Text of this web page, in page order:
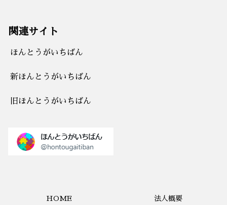
関連サイト
ほんとうがいちばん
新ほんとうがいちばん
旧ほんとうがいちばん
HOME 法人概要